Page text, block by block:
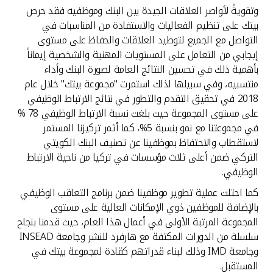
وتقويةً لأواصر العلاقات الجيدة بين البنك وموظفيه فقد حرص
بيتك على تنظيم الفعاليات والاستفادة من المناسبات في
التواصل مع الجميع لتوطيد العلاقات والحفاظ على مستوى
إيجابي من التعامل على المستويات المهنية والشخصية إيماناً
بأهمية ذلك في تحسين النتائج العامة لصورة البنك وأداء
منتسبيه، وفي سبيلها لذلك استمرت "مجموعة بيتك" خلال عام
2018 في تحقيق التقدم والتطور في نتائج الارتباط الوظيفي
على مستوى المجموعة حيث بلغت نسبة الارتباط الوظيفي 78 %
في مجموعتنا مع نمو بنسبة 5%، كما أثمر تركيزنا المستمر
لاستقطاب والاحتفاظ بموظفينا عن تصنيف البنك الكويتي
التركي ضمن أعلى ثلاث مؤسسات في تركيا من ناحية الارتباط
الوظيفي.
كما احتلت عملية تطوير موظفينا ضمن برنامج التعاقب الوظيفي
بالإضافة للموظفين ذوي الإمكانات العالية على مستوى
المجموعة المرتبة الأولى في أعمال هذا العام، حيث قدمنا بنجاح
سلسلة من الدورات المكثفة مع هارفرد للنشر وجامعة INSEAD
وجامعة IMD وذلك لبناء قدراتهم كقادة لمجموعة بيتك في
المستقبل.